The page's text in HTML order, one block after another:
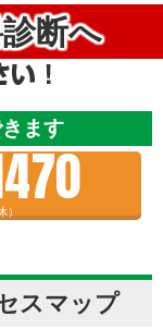
断へ
ます
スマップ